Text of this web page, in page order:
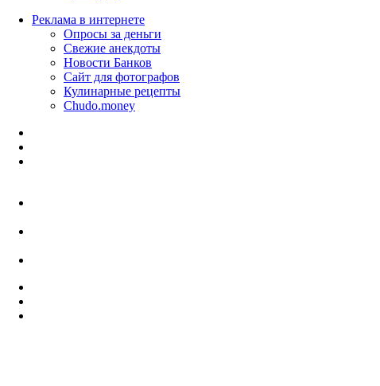
Реклама в интернете
Опросы за деньги
Свежие анекдоты
Новости Банков
Сайт для фотографов
Кулинарные рецепты
Chudo.money